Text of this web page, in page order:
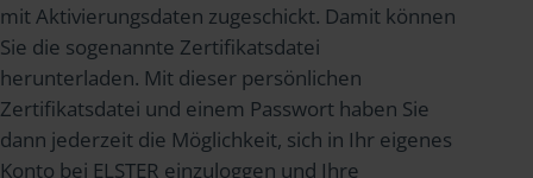
mit Aktivierungsdaten zugeschickt. Damit können
Sie die sogenannte Zertifikatsdatei
herunterladen. Mit dieser persönlichen
Zertifikatsdatei und einem Passwort haben Sie
dann jederzeit die Möglichkeit, sich in Ihr eigenes
Konto bei ELSTER einzuloggen und Ihre